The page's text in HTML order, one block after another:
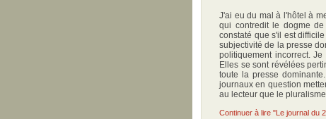
J'ai eu du mal à l'hôtel à
qui contredit le dogme
constaté que s'il est
subjectivité de la presse
politiquement incorrect.
Elles se sont révélées
toute la presse
journaux en question
au lecteur que le pluralisme
Continuer à lire "Le journal du